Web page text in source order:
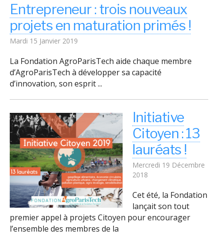
Entrepreneur : trois nouveaux
projets en maturation primés !
Mardi 15 Janvier 2019
La Fondation AgroParisTech aide chaque membre
d’AgroParisTech à développer sa capacité
d’innovation, son esprit ...
Initiative
Citoyen : 13
lauréats !
Mercredi 19 Décembre
2018
Cet été, la Fondation
lançait son tout
premier appel à projets Citoyen pour encourager
l’ensemble des membres de la